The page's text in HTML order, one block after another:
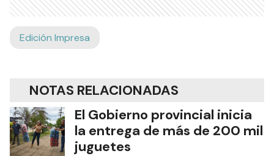
Edición Impresa
NOTAS RELACIONADAS
El Gobierno provincial inicia
la entrega de más de 200 mil
juguetes